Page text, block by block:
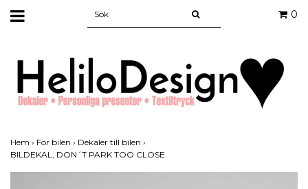
0
Hem › För bilen › Dekaler till bilen ›
BILDEKAL, DON´T PARK TOO CLOSE